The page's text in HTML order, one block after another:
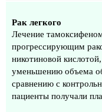
Рак легкого
Лечение
прогрессирующим
никотиновой
уменьшению объема
сравнению с
пациенты получали